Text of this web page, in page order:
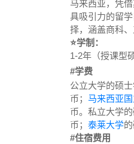
马来西亚，凭
具吸引力的留
择，涵盖商科
⭐学制：
1-2年（授课型
#学费
公立大学的硕
币； 马来西亚
币。私立大学
币； 泰莱大学
#住宿费用